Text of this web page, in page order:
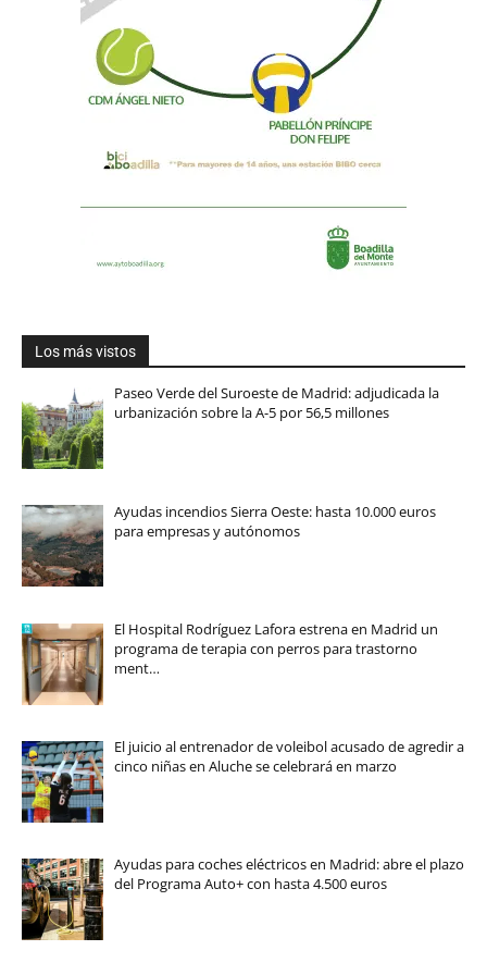
Los más vistos
Paseo Verde del Suroeste de Madrid: adjudicada la
urbanización sobre la A-5 por 56,5 millones
Ayudas incendios Sierra Oeste: hasta 10.000 euros
para empresas y autónomos
El Hospital Rodríguez Lafora estrena en Madrid un
programa de terapia con perros para trastorno
ment…
El juicio al entrenador de voleibol acusado de agredir a
cinco niñas en Aluche se celebrará en marzo
Ayudas para coches eléctricos en Madrid: abre el plazo
del Programa Auto+ con hasta 4.500 euros